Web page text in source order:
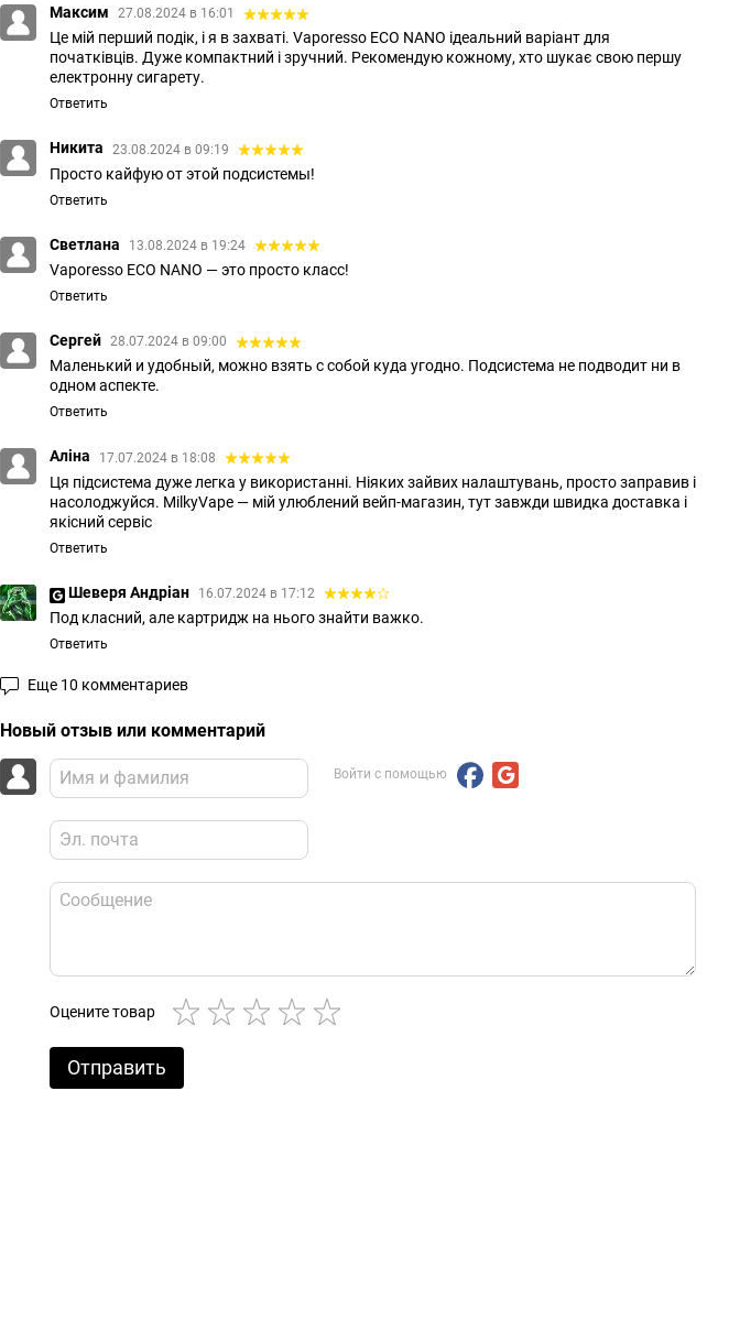
Максим 27.08.2024 в 16:01
Це мій перший подік, і я в захваті. Vaporesso ECO NANO ідеальний варіант для
початківців. Дуже компактний і зручний. Рекомендую кожному, хто шукає свою першу
електронну сигарету.
Ответить
Никита 23.08.2024 в 09:19
Просто кайфую от этой подсистемы!
Ответить
Светлана 13.08.2024 в 19:24
Vaporesso ECO NANO — это просто класс!
Ответить
Сергей 28.07.2024 в 09:00
Маленький и удобный, можно взять с собой куда угодно. Подсистема не подводит ни в
одном аспекте.
Ответить
Аліна 17.07.2024 в 18:08
Ця підсистема дуже легка у використанні. Ніяких зайвих налаштувань, просто заправив і
насолоджуйся. MilkyVape — мій улюблений вейп-магазин, тут завжди швидка доставка і
якісний сервіс
Ответить
Шеверя Андріан 16.07.2024 в 17:12
Под класний, але картридж на нього знайти важко.
Ответить
Еще 10 комментариев
Новый отзыв или комментарий
Войти с помощью
Оцените товар
Отправить